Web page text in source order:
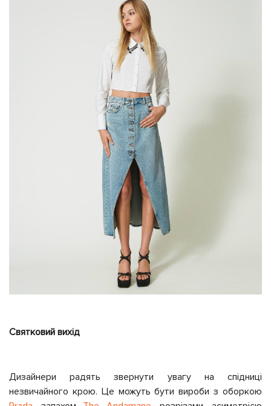
Святковий вихід
Дизайнери радять звернути увагу на спідниці
незвичайного крою. Це можуть бути вироби з оборкою